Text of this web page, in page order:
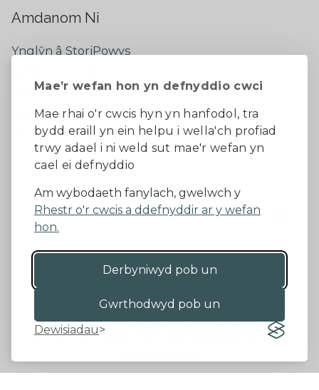
Mae’r wefan hon yn defnyddio cwci
Mae rhai o'r cwcis hyn yn hanfodol, tra
bydd eraill yn ein helpu i wella'ch profiad
trwy adael i ni weld sut mae'r wefan yn
cael ei defnyddio
Am wybodaeth fanylach, gwelwch y
Rhestr o'r cwcis a ddefnyddir ar y wefan
hon.
Derbyniwyd pob un
Gwrthodwyd pob un
Dewisiadau
Amdanom Ni
Ynglŷn â StoriPowys
Newyddion Diweddaraf
Dywedwch eich barn
Facebook
Datganiad Hygyrchedd
Diogelu Data a Phreifatrwydd
Telerau ac amodau
©2026 - Cyngor Sir Powys